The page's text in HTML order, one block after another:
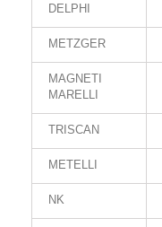
DELPHI
METZGER
MAGNETI
MARELLI
TRISCAN
METELLI
NK